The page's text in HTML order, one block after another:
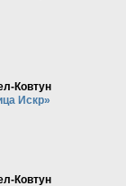
Ковтун
Искр»
Ковтун